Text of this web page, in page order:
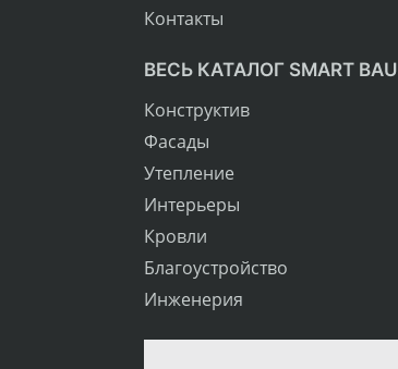
Контакты
ВЕСЬ КАТАЛОГ SMART BAU
Конструктив
Фасады
Утепление
Интерьеры
Кровли
Благоустройство
Инженерия